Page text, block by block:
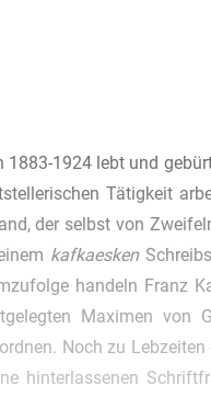
1883-1924 lebt und
Tätigkeit
der selbst von
kafkaesken
handeln Franz
Maximen von
Noch zu
hinterlassenen